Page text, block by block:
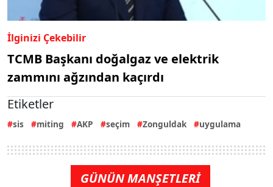
İlginizi Çekebilir
TCMB Başkanı doğalgaz ve elektrik
zammını ağzından kaçırdı
Etiketler
sis miting AKP seçim Zonguldak uygulama
GÜNÜN MANŞETLERİ